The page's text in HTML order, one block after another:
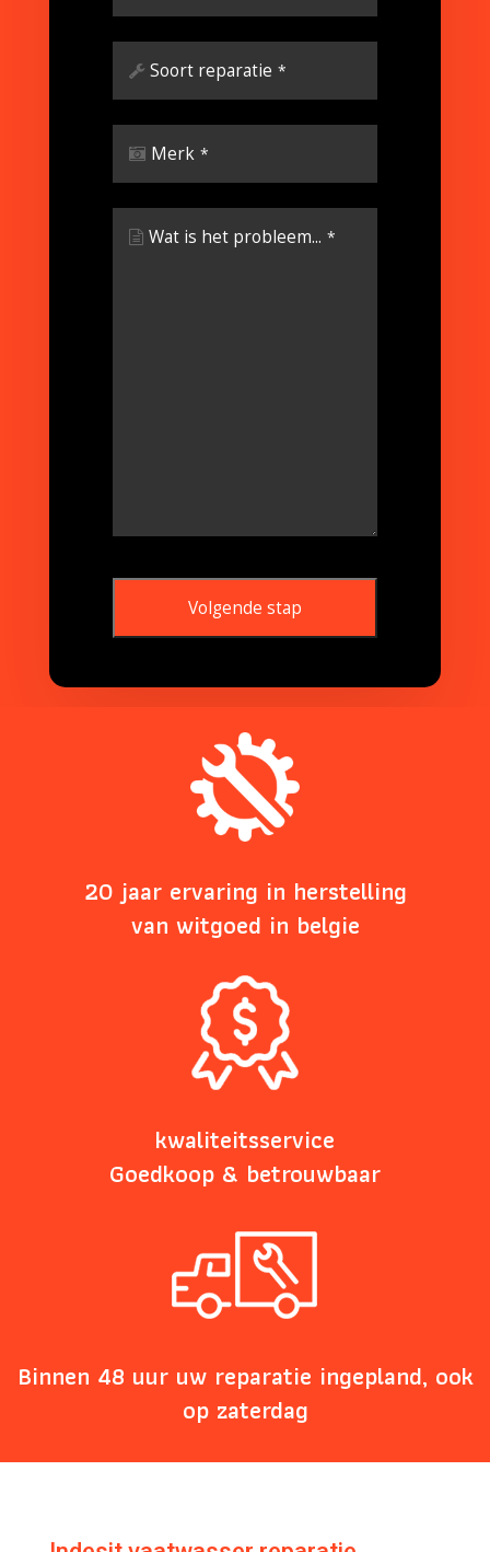
Soort reparatie *
Merk *
Wat is het probleem... *
Volgende stap
field
20 jaar ervaring in herstelling
van witgoed in belgie
kwaliteitsservice
Goedkoop & betrouwbaar
Binnen 48 uur uw reparatie ingepland, ook
op zaterdag